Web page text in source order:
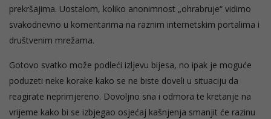
prekršajima. Uostalom, koliko anonimnost „ohrabruje“ vidimo
svakodnevno u komentarima na raznim internetskim portalima i
društvenim mrežama.
Gotovo svatko može podleći izljevu bijesa, no ipak je moguće
poduzeti neke korake kako se ne biste doveli u situaciju da
reagirate neprimjereno. Dovoljno sna i odmora te kretanje na
vrijeme kako bi se izbjegao osjećaj kašnjenja smanjit će razinu